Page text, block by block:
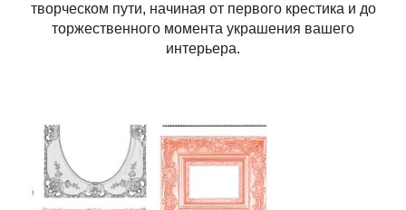
творческом пути, начиная от первого крестика и до
торжественного момента украшения вашего
интерьера.